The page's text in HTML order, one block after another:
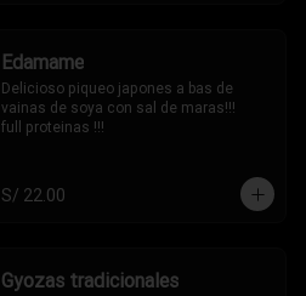
Edamame
Delicioso piqueo japones a bas de
vainas de soya con sal de maras!!!
full proteinas !!!
S/ 22.00
Gyozas tradicionales